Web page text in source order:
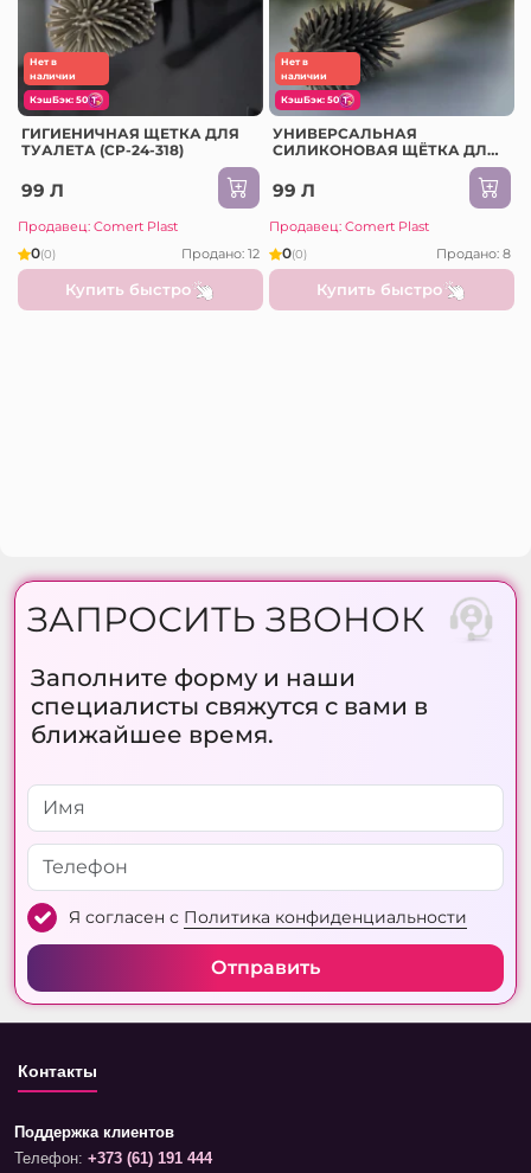
Нет в
наличии
КэшБэк: 50
ГИГИЕНИЧНАЯ ЩЕТКА ДЛЯ
ТУАЛЕТА (CP-24-318)
99 Л
Продавец: Comert Plast
0(0) Продано: 12
Купить быстро
Нет в
наличии
КэшБэк: 50
УНИВЕРСАЛЬНАЯ
СИЛИКОНОВАЯ ЩЁТКА ДЛЯ
99 Л
Продавец: Comert Plast
0(0) Продано: 8
Купить быстро
ЗАПРОСИТЬ ЗВОНОК
Заполните форму и наши
специалисты свяжутся с вами в
ближайшее время.
Я согласен с Политика конфиденциальности
Отправить
Контакты
Поддержка клиентов
Телефон: +373 (61) 191 444